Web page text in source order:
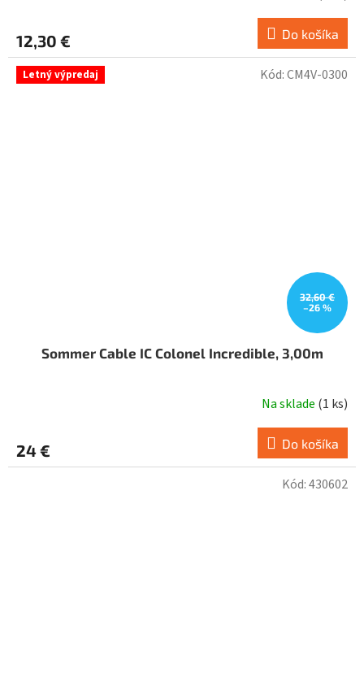
12,30 € Do košíka
Letný výpredaj
32,60 €
–26 %
Sommer Cable IC Colonel Incredible, 3,00m
Na sklade (1 ks)
24 € Do košíka
Kód:CM4V-0300
Kód:430602